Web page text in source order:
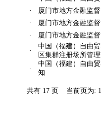
·
厦门市地方金融监
·
厦门市地方金融监
·
厦门市地方金融监
·
中国（福建）自由
区集群注册场所管
·
中国（福建）自由
知
共有 17 页 当前页为: